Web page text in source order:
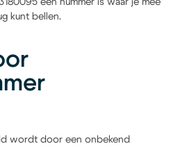
kunt bellen.
wordt door een onbekend